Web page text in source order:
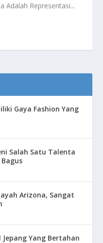
Adalah Representasi...
Gaya Fashion Yang
Salah Satu Talenta
Arizona, Sangat
Yang Bertahan